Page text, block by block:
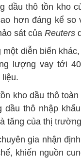
dầu thô tồn kho
hơn đáng kể so
sát của Reuters
một diễn biến
lượng vay tới
liệu.
kho dầu thô
dầu thô nhập
tăng của thị
gia nhận
khiến nguồn